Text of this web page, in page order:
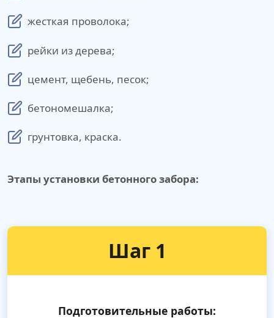
жесткая проволока;
рейки из дерева;
цемент, щебень, песок;
бетономешалка;
грунтовка, краска.
Этапы установки бетонного забора:
Шаг 1
Подготовительные работы: